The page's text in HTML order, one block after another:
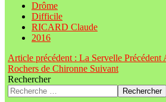
Drôme
Difficile
RICARD Claude
2016
Article précédent : La Servelle Précédent
Rochers de Chironne Suivant
Rechercher
Rechercher